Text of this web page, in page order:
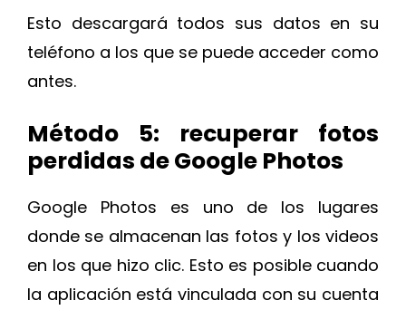
Esto descargará todos sus datos en su
teléfono a los que se puede acceder como
antes.
Método 5: recuperar fotos
perdidas de Google Photos
Google Photos es uno de los lugares
donde se almacenan las fotos y los videos
en los que hizo clic. Esto es posible cuando
la aplicación está vinculada con su cuenta